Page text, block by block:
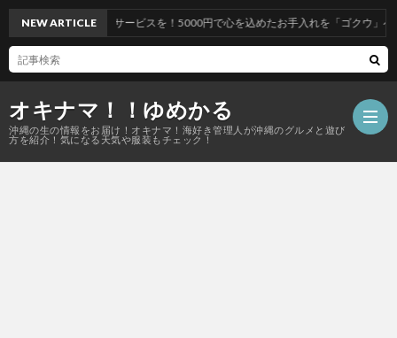
オキナマ！！ゆめかる
沖縄の生の情報をお届け！オキナマ！海好き管理人が沖縄のグルメと遊び
方を紹介！気になる天気や服装もチェック！
NEW ARTICLE
スを！5000円で心を込めたお手入れを「ゴクウ」へ